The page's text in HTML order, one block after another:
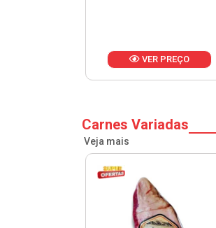
VER PREÇO
Carnes Variadas
Veja mais